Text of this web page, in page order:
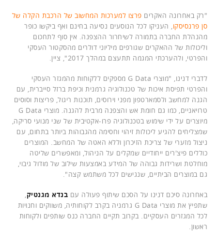
"רק באחרונה האקרים פרצו למערכות המחשוב של הרכבת הקלה של
סן פרנסיסקו, העניקו לכל הנוסעים נסיעה בחינם ואף ביקשו כופר
מהנהלת החברה בתמורה לשיחרור ההצפנה. אין סוף לתחכום
וליכולות של ההאקרים שגורפים מיליוני דולרים מהסקטור העסקי
והפרטי, ולהערכתי המגמה תתעצם במהלך 2017", ציין.
לדברי דנינו, "מוצרי G Data מספקים ללקוחות מהמגזר העסקי
והפרטי תפיסת איכות של טכנולוגיה גרמנית וכיפת ברזל סייברית, עם
הגנה למחשב ולסמארטפון מפני וירוסים, תוכנות ריגול, פריצות וסוסים
טרויאניים, כמו גם חומת אש והצפנה מרבית להגנה. מוצרי G Data
מיוצרים על ידי שימוש בטכנולוגיה פרו-אקטיבית של שני מנועי סריקה,
שמצליחים להגיע ליכולות זיהוי וחסימה מהגבוהות ביותר בתחום, עם
ניצול מזערי של צריכת הזיכרון וללא האטה של המחשב. המוצרים
כוללים פיצ'רים ייחודיים שמקלים על הניהול, ומאפשרים שליטה
מוחלטת ושרידות גבוהה של המידע באמצעות שילוב של מודול גיבוי,
גם במוצרים הביתיים, שנגישים לכל משתמש קצה".
באחרונה סיכם דנינו על הסכם שיתוף פעולה עם בנדא מגנטיק,
שתפיץ את מוצרי G Data גרמניה בקרב לקוחותיה, משווקים וחנויות
לכל המגזרים העסקיים. בקרוב תקיים החברה כנס שותפים ולקוחות
ראשון.